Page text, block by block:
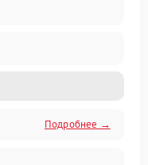
Подробнее →